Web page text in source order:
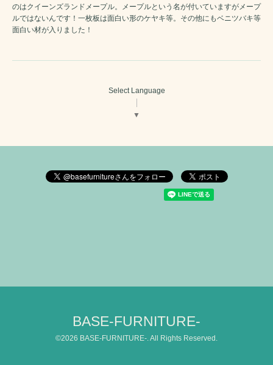
のはクイーンズランドメープル。メープルという名が付いていますがメープ
ルではないんです！一枚板は面白い形のケヤキ等。その他にもベニツバキ等
面白い材が入りました！
Select Language
▼
BASE-FURNITURE-
©2026 BASE-FURNITURE- . All Rights Reserved.